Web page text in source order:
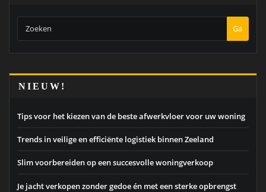
Ga
NIEUW!
Tips voor het kiezen van de beste afwerkvloer voor uw woning
Trends in veilige en efficiënte logistiek binnen Zeeland
Slim voorbereiden op een succesvolle woningverkoop
Je jacht verkopen zonder gedoe én met een sterke opbrengst